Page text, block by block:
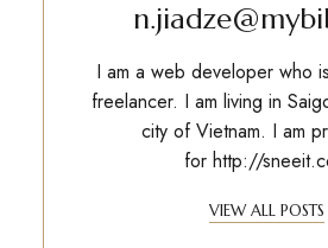
I am a web developer who
freelancer. I am living in
city of Vietnam. I am
for http://
VIEW ALL POSTS